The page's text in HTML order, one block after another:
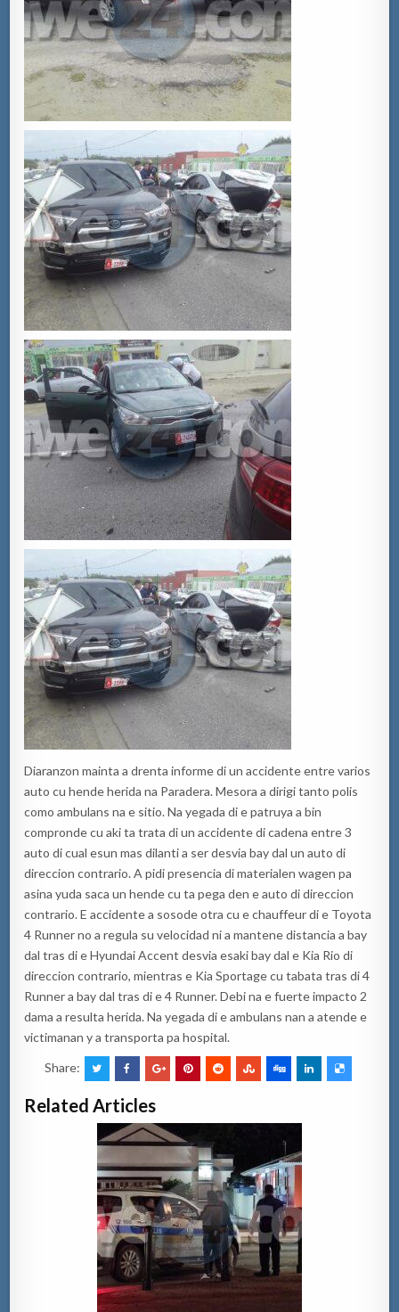
Diaranzon mainta a drenta informe di un accidente entre varios
auto cu hende herida na Paradera. Mesora a dirigi tanto polis
como ambulans na e sitio. Na yegada di e patruya a bin
compronde cu aki ta trata di un accidente di cadena entre 3
auto di cual esun mas dilanti a ser desvia bay dal un auto di
direccion contrario. A pidi presencia di materialen wagen pa
asina yuda saca un hende cu ta pega den e auto di direccion
contrario. E accidente a sosode otra cu e chauffeur di e Toyota
4 Runner no a regula su velocidad ni a mantene distancia a bay
dal tras di e Hyundai Accent desvia esaki bay dal e Kia Rio di
direccion contrario, mientras e Kia Sportage cu tabata tras di 4
Runner a bay dal tras di e 4 Runner. Debi na e fuerte impacto 2
dama a resulta herida. Na yegada di e ambulans nan a atende e
victimanan y a transporta pa hospital.
Share:
Related Articles